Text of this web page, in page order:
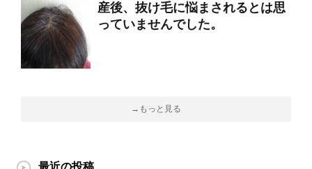
産後、抜け毛に悩まされるとは思
っていませんでした。
→もっと見る
最近の投稿